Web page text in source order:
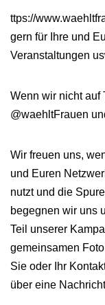
ttps://
gern für Ihre und
Veranstaltungen
Wenn wir nicht auf
@waehltFrauen
Wir freuen uns,
und Euren
nutzt und die
begegnen wir uns
Teil unserer
gemeinsamen
Sie oder Ihr
über eine